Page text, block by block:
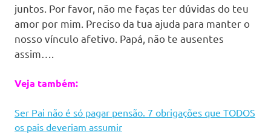
juntos. Por favor, não me faças ter dúvidas do teu
amor por mim. Preciso da tua ajuda para manter o
nosso vínculo afetivo. Papá, não te ausentes
assim….
Veja também:
Ser Pai não é só pagar pensão. 7 obrigações que TODOS
os pais deveriam assumir